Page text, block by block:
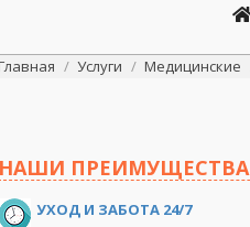
здесь:Услуги Медицинские
НАШИ ПРЕИМУЩЕСТВА
УХОД И ЗАБОТА 24/7